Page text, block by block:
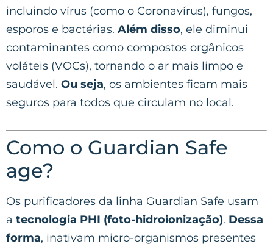
incluindo vírus (como o Coronavírus), fungos,
esporos e bactérias. Além disso, ele diminui
contaminantes como compostos orgânicos
voláteis (VOCs), tornando o ar mais limpo e
saudável. Ou seja, os ambientes ficam mais
seguros para todos que circulam no local.
Como o Guardian Safe
age?
Os purificadores da linha Guardian Safe usam
a tecnologia PHI (foto-hidroionização). Dessa
forma, inativam micro-organismos presentes